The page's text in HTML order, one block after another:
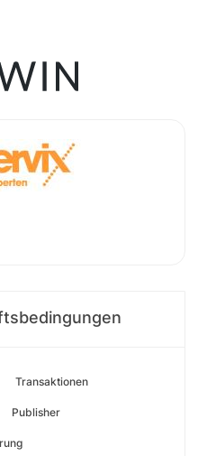
Transaktionen
Publisher